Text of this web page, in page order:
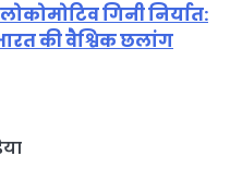
गिनी निर्यात:
की वैश्विक छलांग